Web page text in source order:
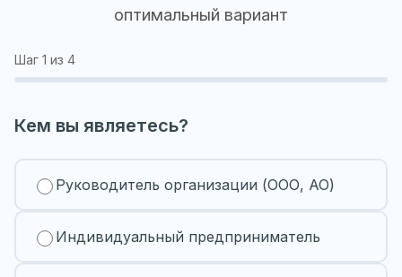
оптимальный вариант
Шаг 1 из 4
Кем вы являетесь?
Руководитель организации (ООО, АО)
Индивидуальный предприниматель